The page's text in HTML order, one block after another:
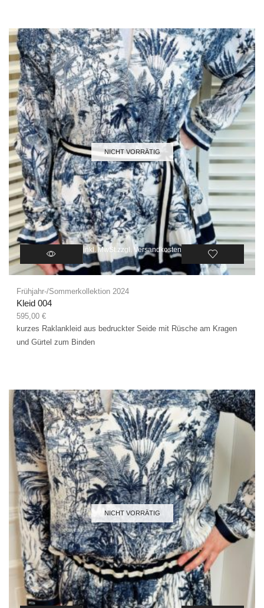
NICHT VORRÄTIG
inkl. MwSt. zzgl.Versandkosten
Frühjahr-/Sommerkollektion 2024
Kleid 004
595,00 €
kurzes Raklankleid aus bedruckter Seide mit Rüsche am Kragen
und Gürtel zum Binden
NICHT VORRÄTIG